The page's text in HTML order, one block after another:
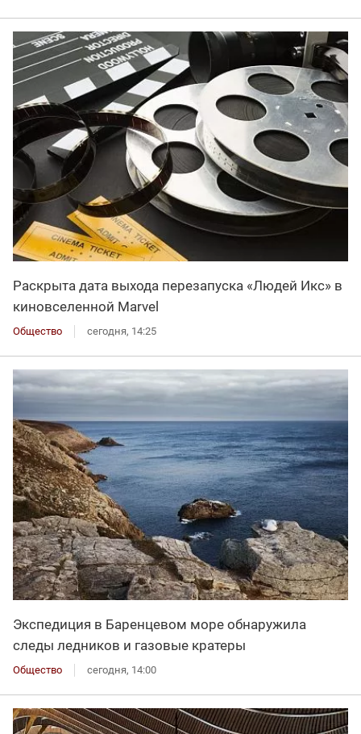
Раскрыта дата выхода перезапуска «Людей Икс» в
киновселенной Marvel
Общество сегодня, 14:25
Экспедиция в Баренцевом море обнаружила
следы ледников и газовые кратеры
Общество сегодня, 14:00